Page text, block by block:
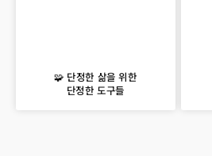
🧩 단정한 삶을 위한
단정한 도구들